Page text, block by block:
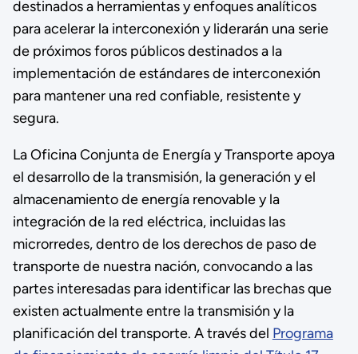
destinados a herramientas y enfoques analíticos
para acelerar la interconexión y liderarán una serie
de próximos foros públicos destinados a la
implementación de estándares de interconexión
para mantener una red confiable, resistente y
segura.
La Oficina Conjunta de Energía y Transporte apoya
el desarrollo de la transmisión, la generación y el
almacenamiento de energía renovable y la
integración de la red eléctrica, incluidas las
microrredes, dentro de los derechos de paso de
transporte de nuestra nación, convocando a las
partes interesadas para identificar las brechas que
existen actualmente entre la transmisión y la
planificación del transporte. A través del Programa